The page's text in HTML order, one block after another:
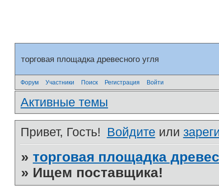
торговая площадка древесного угля
Форум Участники Поиск Регистрация Войти
Активные темы
Привет, Гость! Войдите или
»торговая площадка
» Ищем поставщика!